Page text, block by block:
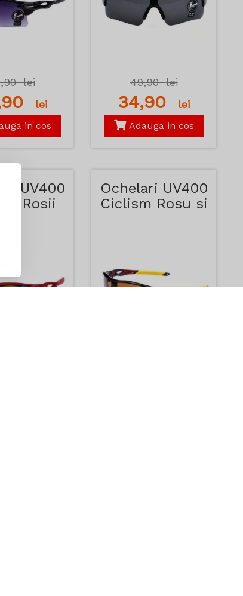
lei
lei
in cos
49,90lei
34,90 lei
Adauga in cos
UV400
Rosii
Ochelari UV400
Ciclism Rosu si